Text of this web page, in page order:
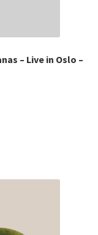
– Live in Oslo –